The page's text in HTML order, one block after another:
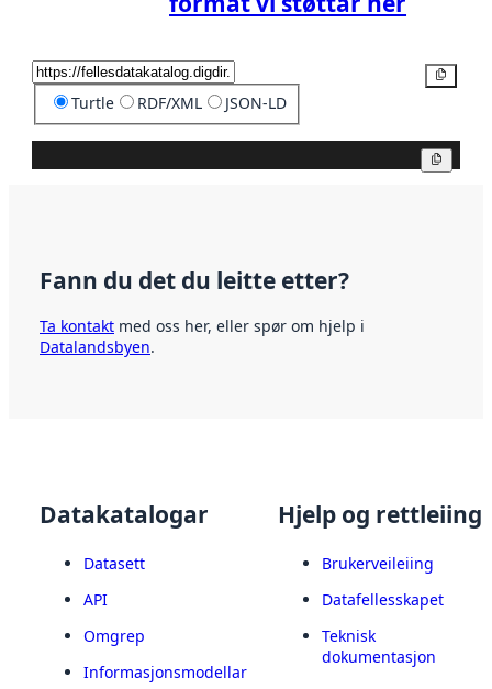
Turtle RDF/XML JSON-LD
Fann du det du leitte etter?
Ta kontakt med oss her, eller spør om hjelp i
Datalandsbyen.
Datakatalogar
Datasett
API
Omgrep
Informasjonsmodellar
Hjelp og rettleiing
Brukerveileiing
Datafellesskapet
Teknisk
dokumentasjon